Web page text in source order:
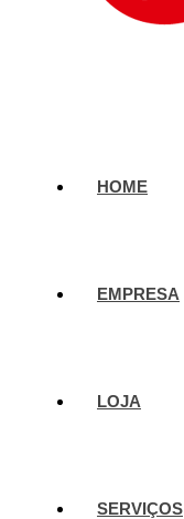
HOME
EMPRESA
LOJA
SERVIÇOS